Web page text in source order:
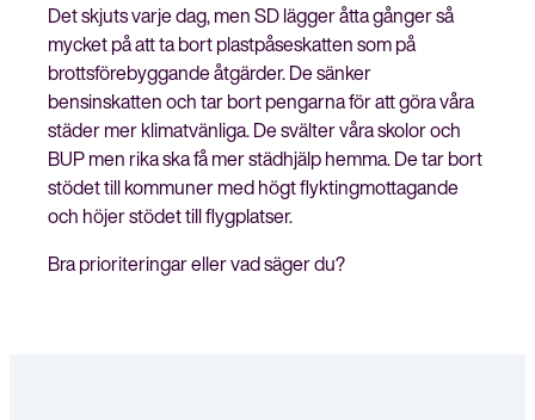
Det skjuts varje dag, men SD lägger åtta gånger så
mycket på att ta bort plastpåseskatten som på
brottsförebyggande åtgärder. De sänker
bensinskatten och tar bort pengarna för att göra våra
städer mer klimatvänliga. De svälter våra skolor och
BUP men rika ska få mer städhjälp hemma. De tar bort
stödet till kommuner med högt flyktingmottagande
och höjer stödet till flygplatser.
Bra prioriteringar eller vad säger du?